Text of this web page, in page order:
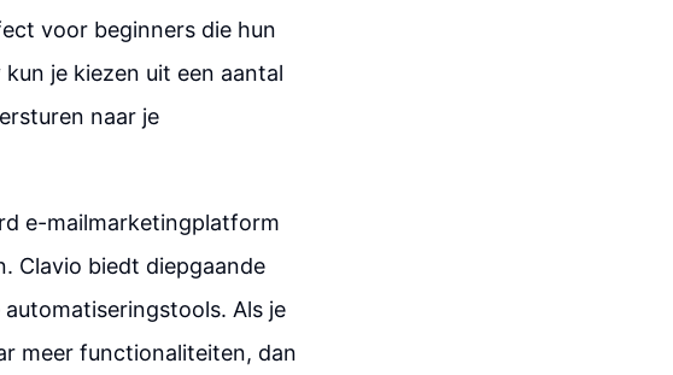
voor beginners die hun
je kiezen uit een aantal
naar je
e-mailmarketingplatform
Clavio biedt diepgaande
Als je
meer functionaliteiten, dan